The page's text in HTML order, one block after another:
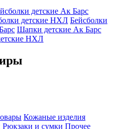
детские Ак Барс
детские НХЛ Бейсболки
Шапки детские Ак Барс
НХЛ
Кожаные изделия
Рюкзаки и сумки Прочее